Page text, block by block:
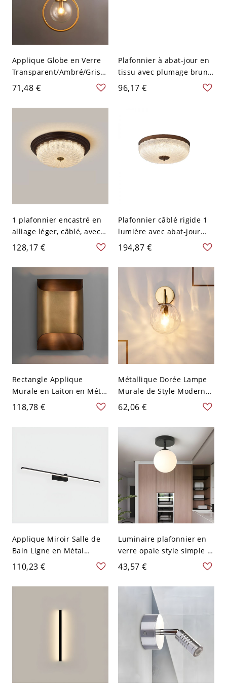
Applique Globe en Verre
Transparent/Ambré/Gris
Fumé avec Cadre Cercle
Lampe Murale à 1
Lumière Style
Transparent 110 V-120 V
71,48 €
Plafonnier à abat-jour en
tissu avec plumage brun
clair, 1 lumière - 110 V-
120 V 40,64 cm
96,17 €
1 plafonnier encastré en
alliage léger, câblé, avec
abat-jour vitrifié - 110 V-
120 V 38,1 cm Gradation à
trois niveaux Assiette
ronde Couleur Noyer
128,17 €
Plafonnier câblé rigide 1
lumière avec abat-jour
Schoolhouse en verre
vitrifié - 110 V-120 V 30,48
cm
194,87 €
Rectangle Applique
Murale en Laiton en Métal
Moderniste Lampe Murale
pour Couloir - 110 V-120 V
118,78 €
Métallique Dorée Lampe
Murale de Style Moderne
à 1 Ampoule Applique
Murale avec Abat-Jour en
Verre Clair Alvéolé de
Boule - Or 110 V-120 V
62,06 €
Applique Miroir Salle de
Bain Ligne en Métal
Lumière de Vanité LED
Moderne - 110 V-120 V
Noir Blanc 40,64 cm
110,23 €
Luminaire plafonnier en
verre opale style simple 1
lumière avec support noir
43,57 €